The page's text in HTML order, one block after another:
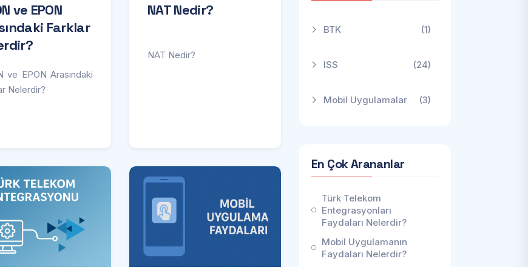
ve EPON
Farklar
ve EPON Arasındaki
Nelerdir?
NAT Nedir?
NAT Nedir?
BTK (1)
ISS (24)
Mobil Uygulamalar (3)
En Çok Arananlar
Türk Telekom
Entegrasyonları
Faydaları Nelerdir?
Mobil Uygulamanın
Faydaları Nelerdir?